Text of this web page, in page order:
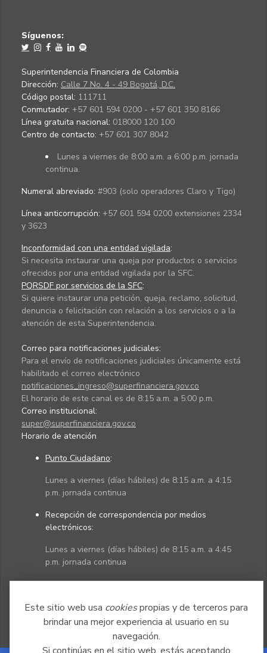
Este sitio web usa cookiespropias y de terceros para
brindar una mejor experiencia al usuario en su
navegación.
Síguenos:
Superintendencia Financiera de Colombia
Dirección: Calle 7 No. 4 - 49 Bogotá, D.C.
Código postal: 111711
Conmutador: +57 601 594 0200 - +57 601 350 8166
Línea gratuita nacional: 018000 120 100
Centro de contacto: +57 601 307 8042
Lunes a viernes de 8:00 a.m. a 6:00 p.m. jornada
continua.
Numeral abreviado: #903 (solo operadores Claro y Tigo)
Línea anticorrupción: +57 601 594 0200 extensiones 2334
y 3623
Inconformidad con una entidad vigilada:
Si necesita instaurar una queja por productos o servicios
ofrecidos por una entidad vigilada por la SFC.
PQRSDF por servicios de la SFC:
Si quiere instaurar una petición, queja, reclamo, solicitud,
denuncia o felicitación con relación a los servicios o a la
atención de esta Superintendencia.
Correo para notificaciones judiciales:
Para el envío de notificaciones judiciales únicamente está
habilitado el correo electrónico
notificaciones_ingreso@superfinanciera.gov.co
El horario de este canal es de 8:15 a.m. a 5:00 p.m.
Correo institucional:
super@superfinanciera.gov.co
Horario de atención
Punto Ciudadano:
Lunes a viernes (días hábiles) de 8:15 a.m. a 4:15
p.m. jornada continua
Recepción de correspondencia por medios
electrónicos:
Lunes a viernes (días hábiles) de 8:15 a.m. a 4:45
p.m. jornada continua